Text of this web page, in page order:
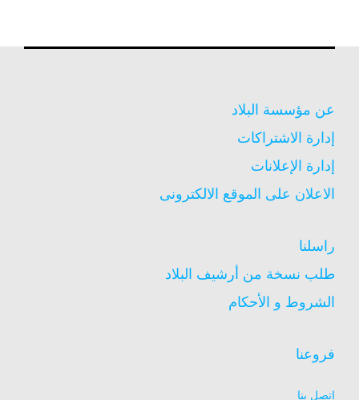
عن مؤسسة البلاد
إدارة الاشتراكات
إدارة الإعلانات
الاعلان على الموقع الالكترونى
راسلنا
طلب نسخة من أرشيف البلاد
الشروط و الأحكام
فروعنا
اتصل بنا